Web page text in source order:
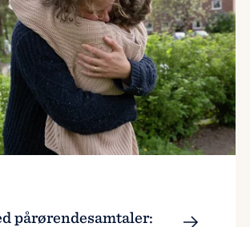
pårørendesamtaler: